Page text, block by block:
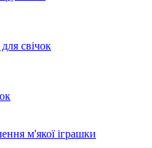
свічок
м'якої іграшки